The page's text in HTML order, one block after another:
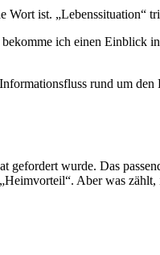
ist. „Lebenssituation“
ich einen Einblick
rund um den
gefordert wurde. Das
Aber was zählt,